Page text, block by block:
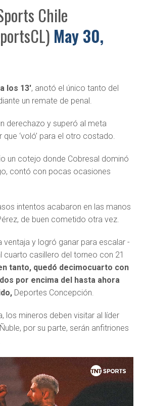
Chile
May 30,
los 13′, anotó el único tanto del
un remate de penal.
derechazo y superó al meta
que ‘voló’ para el otro costado.
un cotejo donde Cobresal dominó
contó con pocas ocasiones
intentos acabaron en las manos
de buen cometido otra vez.
ventaja y logró ganar para escalar -
cuarto casillero del torneo con 21
tanto, quedó decimocuarto con
por encima del hasta ahora
Deportes Concepción.
los mineros deben visitar al líder
por su parte, serán anfitriones